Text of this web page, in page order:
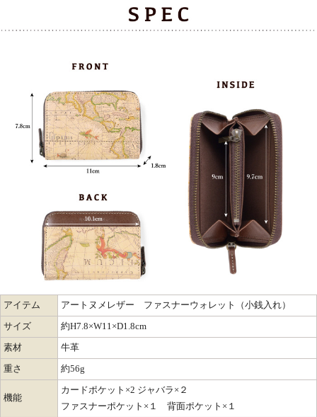
アイテム アートヌメレザー ファスナーウォレット（小銭入れ）
サイズ 約H7.8×W11×D1.8cm
素材 牛革
重さ 約56g
機能
カードポケット×2 ジャバラ×２
ファスナーポケット×１ 背面ポケット×１